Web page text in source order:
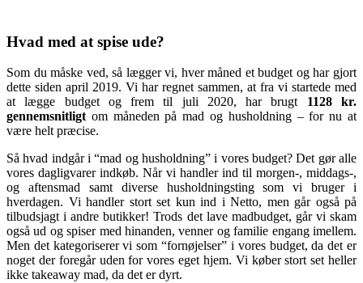
Hvad med at spise ude?
Som du måske ved, så lægger vi, hver måned et budget og har gjort
dette siden april 2019. Vi har regnet sammen, at fra vi startede med
at lægge budget og frem til juli 2020, har brugt 1128 kr.
gennemsnitligt om måneden på mad og husholdning – for nu at
være helt præcise.
Så hvad indgår i “mad og husholdning” i vores budget? Det gør alle
vores dagligvarer indkøb. Når vi handler ind til morgen-, middags-,
og aftensmad samt diverse husholdningsting som vi bruger i
hverdagen. Vi handler stort set kun ind i Netto, men går også på
tilbudsjagt i andre butikker! Trods det lave madbudget, går vi skam
også ud og spiser med hinanden, venner og familie engang imellem.
Men det kategoriserer vi som “fornøjelser” i vores budget, da det er
noget der foregår uden for vores eget hjem. Vi køber stort set heller
ikke takeaway mad, da det er dyrt.